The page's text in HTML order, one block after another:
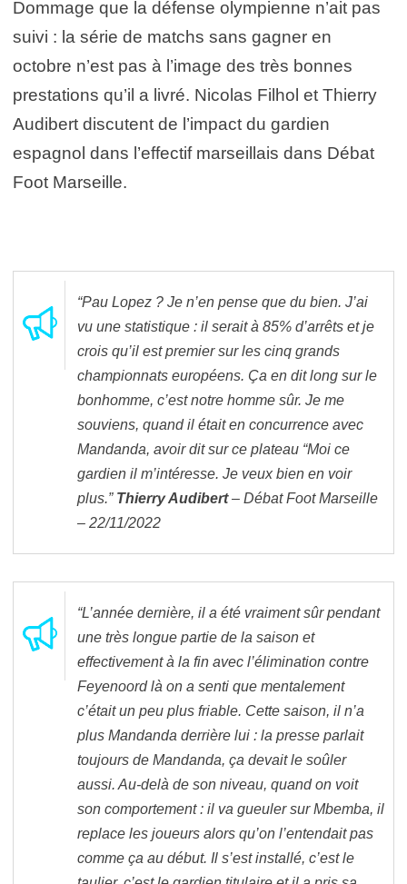
Dommage que la défense olympienne n’ait pas
suivi : la série de matchs sans gagner en
octobre n’est pas à l’image des très bonnes
prestations qu’il a livré. Nicolas Filhol et Thierry
Audibert discutent de l’impact du gardien
espagnol dans l’effectif marseillais dans Débat
Foot Marseille.
“Pau Lopez ? Je n’en pense que du bien. J’ai
vu une statistique : il serait à 85% d’arrêts et je
crois qu’il est premier sur les cinq grands
championnats européens. Ça en dit long sur le
bonhomme, c’est notre homme sûr. Je me
souviens, quand il était en concurrence avec
Mandanda, avoir dit sur ce plateau “Moi ce
gardien il m’intéresse. Je veux bien en voir
plus.” Thierry Audibert– Débat Foot Marseille
– 22/11/2022
“L’année dernière, il a été vraiment sûr pendant
une très longue partie de la saison et
effectivement à la fin avec l’élimination contre
Feyenoord là on a senti que mentalement
c’était un peu plus friable. Cette saison, il n’a
plus Mandanda derrière lui : la presse parlait
toujours de Mandanda, ça devait le soûler
aussi. Au-delà de son niveau, quand on voit
son comportement : il va gueuler sur Mbemba, il
replace les joueurs alors qu’on l’entendait pas
comme ça au début. Il s’est installé, c’est le